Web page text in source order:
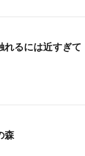
るには近すぎて
森